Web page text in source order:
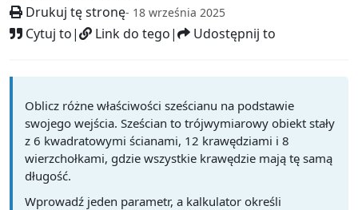
Drukuj tę stronę- 18 września 2025
Cytuj to| Link do tego| Udostępnij to
Oblicz różne właściwości sześcianu na podstawie
swojego wejścia. Sześcian to trójwymiarowy obiekt stały
z 6 kwadratowymi ścianami, 12 krawędziami i 8
wierzchołkami, gdzie wszystkie krawędzie mają tę samą
długość.
Wprowadź jeden parametr, a kalkulator określi